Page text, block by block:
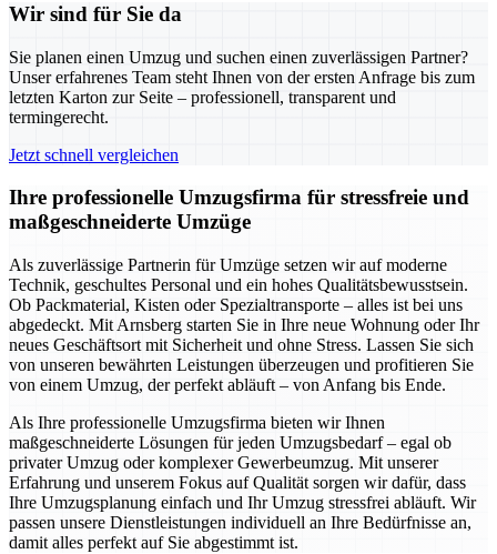
Wir sind für Sie da
Sie planen einen Umzug und suchen einen zuverlässigen Partner?
Unser erfahrenes Team steht Ihnen von der ersten Anfrage bis zum
letzten Karton zur Seite – professionell, transparent und
termingerecht.
Jetzt schnell vergleichen
Ihre professionelle Umzugsfirma für stressfreie und
maßgeschneiderte Umzüge
Als zuverlässige Partnerin für Umzüge setzen wir auf moderne
Technik, geschultes Personal und ein hohes Qualitätsbewusstsein.
Ob Packmaterial, Kisten oder Spezialtransporte – alles ist bei uns
abgedeckt. Mit Arnsberg starten Sie in Ihre neue Wohnung oder Ihr
neues Geschäftsort mit Sicherheit und ohne Stress. Lassen Sie sich
von unseren bewährten Leistungen überzeugen und profitieren Sie
von einem Umzug, der perfekt abläuft – von Anfang bis Ende.
Als Ihre professionelle Umzugsfirma bieten wir Ihnen
maßgeschneiderte Lösungen für jeden Umzugsbedarf – egal ob
privater Umzug oder komplexer Gewerbeumzug. Mit unserer
Erfahrung und unserem Fokus auf Qualität sorgen wir dafür, dass
Ihre Umzugsplanung einfach und Ihr Umzug stressfrei abläuft. Wir
passen unsere Dienstleistungen individuell an Ihre Bedürfnisse an,
damit alles perfekt auf Sie abgestimmt ist.